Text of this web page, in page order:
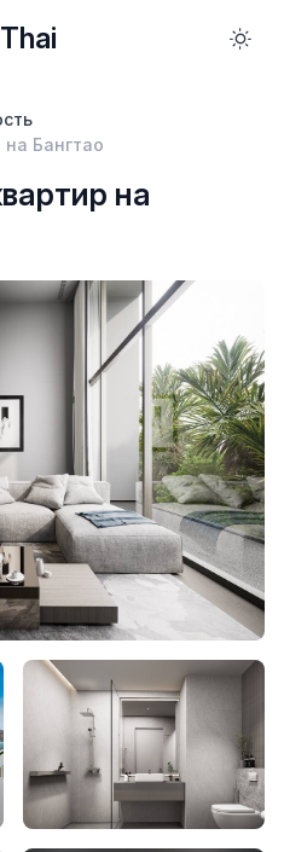
Бангтао
на